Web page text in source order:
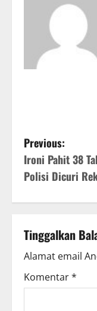
P
o
s
n
a
v
Previous:
Ironi Pahit 38
Polisi Dicuri
Tinggalkan
Alamat email
Komentar*